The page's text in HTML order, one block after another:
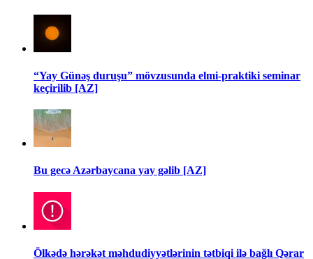
“Yay Günəş duruşu” mövzusunda elmi-praktiki seminar
keçirilib [AZ]
Bu gecə Azərbaycana yay gəlib [AZ]
Ölkədə hərəkət məhdudiyyətlərinin tətbiqi ilə bağlı Qərar